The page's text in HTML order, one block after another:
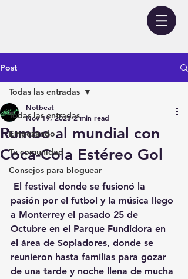
Post
Todas las entradas
Empezando
Tu comunidad
Consejos para bloguear
Todas las entradas
Rumbo al mundial con
Coca-Cola Estéreo Gol
Notbeat
Nov 19, 2025 2 min read
pasión por el futbol y la música llego
a Monterrey el pasado 25 de
Octubre en el Parque Fundidora en
el área de Sopladores, donde se
reunieron hasta familias para gozar
de una tarde y noche llena de mucha